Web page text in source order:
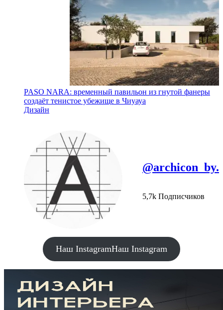
PASO NARA: временный павильон из гнутой фанеры
создаёт тенистое убежище в Чиуауа
Дизайн
@archicon_by.
5,7k Подписчиков
Наш InstagramНаш Instagram